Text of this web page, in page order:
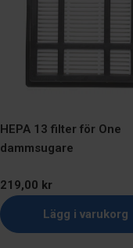
HEPA 13 filter för One
dammsugare
Ordinarie
pris
219,00 kr
Lägg i varukorg